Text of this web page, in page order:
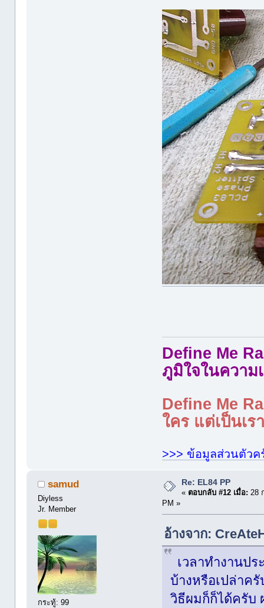
Define Me
ภูมิใจในความ
Define Me
ใคร แต่เป็นเ
>>> ข้อมูลส่วนตัวค
samud
Diyless
Jr. Member
กระทู้: 99
Re: EL84 PP
« ตอบกลับ #12 เมื่อ: 28
PM »
อ้างจาก:
เวลาทำงานป
บ้างหรือเปล่าค
วิธีผมก็ก็ได้ครับ